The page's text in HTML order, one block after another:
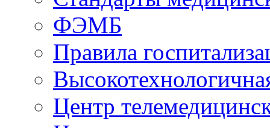
ФЭМБ
Правила
Центр